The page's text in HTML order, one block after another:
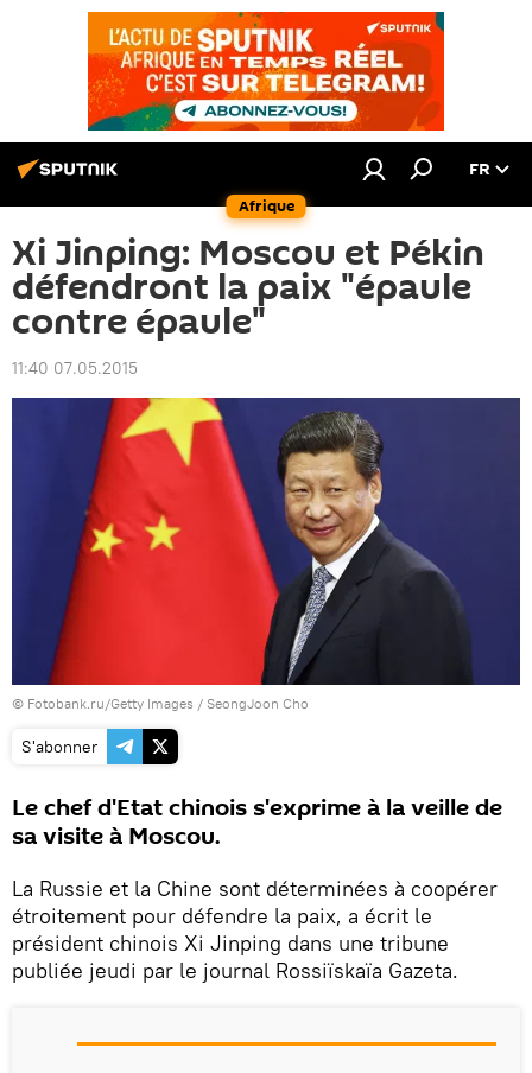
Afrique
FR
Xi Jinping: Moscou et Pékin
défendront la paix "épaule
contre épaule"
11:40 07.05.2015
© Fotobank.ru/Getty Images / SeongJoon Cho
S'abonner
Le chef d'Etat chinois s'exprime à la veille de
sa visite à Moscou.
La Russie et la Chine sont déterminées à coopérer
étroitement pour défendre la paix, a écrit le
président chinois Xi Jinping dans une tribune
publiée jeudi par le journal Rossiїskaїa Gazeta.